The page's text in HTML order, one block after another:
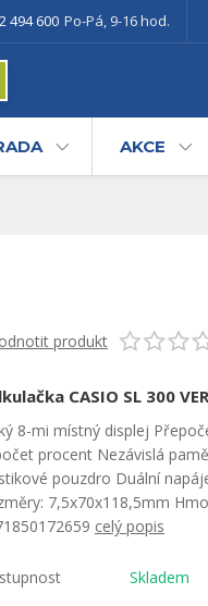
494 600 Po-Pá, 9-16 hod.
AKCE
produkt
CASIO SL 300 VER
8-mi místný displej
procent Nezávislá
pouzdro Duální
7,5x70x118,5mm
celý popis
Skladem